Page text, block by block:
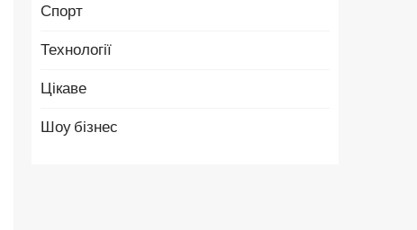
Спорт
Технології
Цікаве
Шоу бізнес